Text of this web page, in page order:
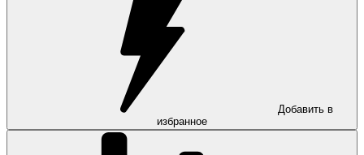
Добавить в
избранное